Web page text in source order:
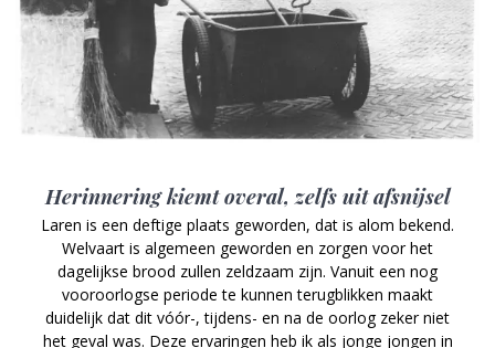
Herinnering kiemt overal, zelfs uit afsnijsel
Laren is een deftige plaats geworden, dat is alom bekend.
Welvaart is algemeen geworden en zorgen voor het
dagelijkse brood zullen zeldzaam zijn. Vanuit een nog
vooroorlogse periode te kunnen terugblikken maakt
duidelijk dat dit vóór-, tijdens- en na de oorlog zeker niet
het geval was. Deze ervaringen heb ik als jonge jongen in